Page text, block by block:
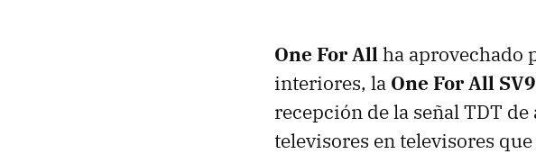
One For Allha aprovechado
interiores, la One For All
recepción de la señalTDT de
televisores en televisores